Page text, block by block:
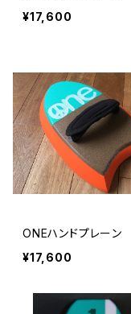
¥17,600
ONEハンドプレーン
¥17,600